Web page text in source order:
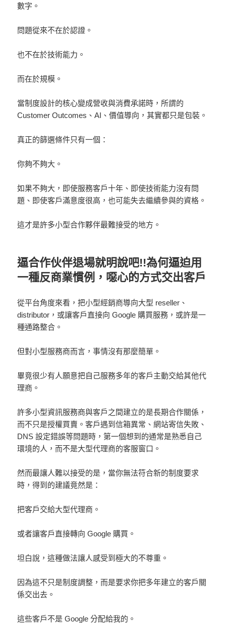
數字。
問題從來不在於認證。
也不在於技術能力。
而在於規模。
當制度設計的核心變成營收與消費承諾時，所謂的
Customer Outcomes、AI、價值導向，其實都只是包裝。
真正的篩選條件只有一個：
你夠不夠大。
如果不夠大，即使服務客戶十年、即使技術能力沒有問
題、即使客戶滿意度很高，也可能失去繼續參與的資格。
這才是許多小型合作夥伴最難接受的地方。
逼合作伙伴退場就明說吧!!為何逼迫用
一種反商業慣例，噁心的方式交出客戶
從平台角度來看，把小型經銷商導向大型 reseller、
distributor，或讓客戶直接向 Google 購買服務，或許是一
種通路整合。
但對小型服務商而言，事情沒有那麼簡單。
畢竟很少有人願意把自己服務多年的客戶主動交給其他代
理商。
許多小型資訊服務商與客戶之間建立的是長期合作關係，
而不只是授權買賣。客戶遇到信箱異常、網站寄信失敗、
DNS 設定錯誤等問題時，第一個想到的通常是熟悉自己
環境的人，而不是大型代理商的客服窗口。
然而最讓人難以接受的是，當你無法符合新的制度要求
時，得到的建議竟然是：
把客戶交給大型代理商。
或者讓客戶直接轉向 Google 購買。
坦白說，這種做法讓人感受到極大的不尊重。
因為這不只是制度調整，而是要求你把多年建立的客戶關
係交出去。
這些客戶不是 Google 分配給我的。